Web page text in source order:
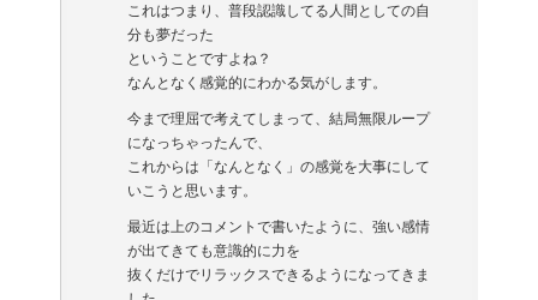
これはつまり、普段認識してる人間としての自
分も夢だった
ということですよね？
なんとなく感覚的にわかる気がします。
今まで理屈で考えてしまって、結局無限ループ
になっちゃったんで、
これからは「なんとなく」の感覚を大事にして
いこうと思います。
最近は上のコメントで書いたように、強い感情
が出てきても意識的に力を
抜くだけでリラックスできるようになってきま